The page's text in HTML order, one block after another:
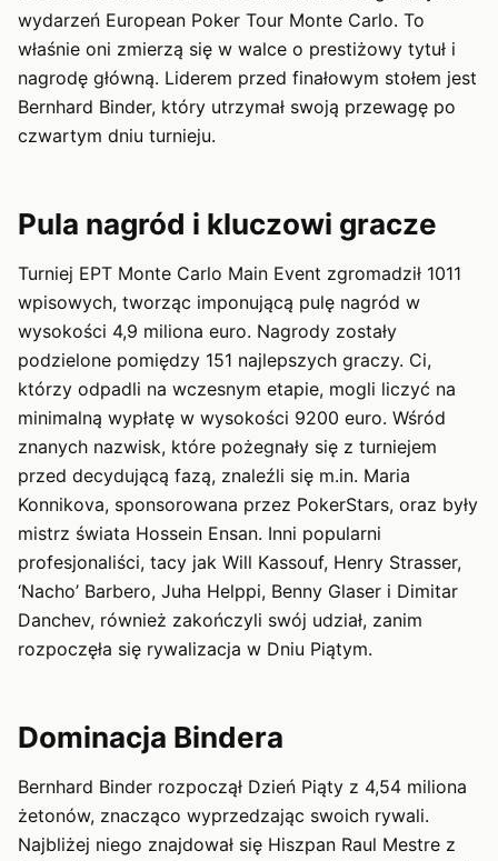
wydarzeń European Poker Tour Monte Carlo. To
właśnie oni zmierzą się w walce o prestiżowy tytuł i
nagrodę główną. Liderem przed finałowym stołem jest
Bernhard Binder, który utrzymał swoją przewagę po
czwartym dniu turnieju.
Pula nagród i kluczowi gracze
Turniej EPT Monte Carlo Main Event zgromadził 1011
wpisowych, tworząc imponującą pulę nagród w
wysokości 4,9 miliona euro. Nagrody zostały
podzielone pomiędzy 151 najlepszych graczy. Ci,
którzy odpadli na wczesnym etapie, mogli liczyć na
minimalną wypłatę w wysokości 9200 euro. Wśród
znanych nazwisk, które pożegnały się z turniejem
przed decydującą fazą, znaleźli się m.in. Maria
Konnikova, sponsorowana przez PokerStars, oraz były
mistrz świata Hossein Ensan. Inni popularni
profesjonaliści, tacy jak Will Kassouf, Henry Strasser,
‘Nacho’ Barbero, Juha Helppi, Benny Glaser i Dimitar
Danchev, również zakończyli swój udział, zanim
rozpoczęła się rywalizacja w Dniu Piątym.
Dominacja Bindera
Bernhard Binder rozpoczął Dzień Piąty z 4,54 miliona
żetonów, znacząco wyprzedzając swoich rywali.
Najbliżej niego znajdował się Hiszpan Raul Mestre z